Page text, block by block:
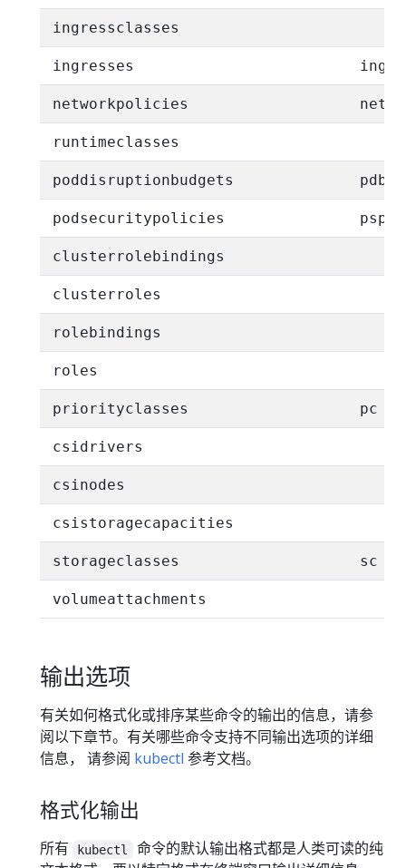
ingressclasses
ingresses ing
networkpolicies
runtimeclasses
poddisruptionbudgets pdb
podsecuritypolicies psp
clusterrolebindings
clusterroles
rolebindings
roles
priorityclasses pc
csidrivers
csinodes
csistoragecapacities
storageclasses sc
volumeattachments
输出选项
有关如何格式化或排序某些命令的输出的信息，请参
阅以下章节。有关哪些命令支持不同输出选项的详细
信息， 请参阅 kubectl 参考文档。
格式化输出
所有 kubectl
命令的默认输出格式都是人类可读的纯